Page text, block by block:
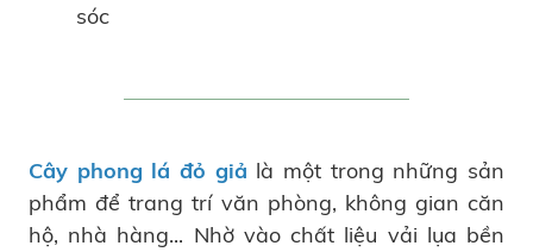
sóc
Cây phong lá đỏ giả là một trong những sản
phẩm để trang trí văn phòng, không gian căn
hộ, nhà hàng... Nhờ vào chất liệu vải lụa bền